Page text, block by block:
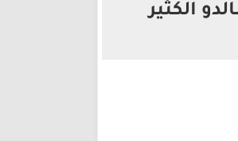
الكثير